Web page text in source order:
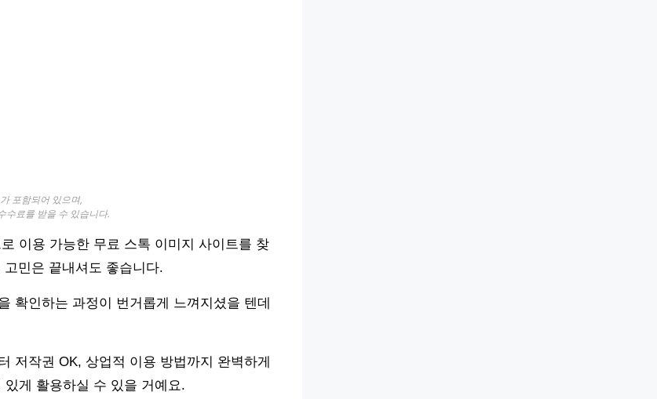
포함되어 있으며,
수료를 받을 수 있습니다.
이용 가능한 무료 스톡 이미지 사이트를 찾
민은 끝내셔도 좋습니다.
확인하는 과정이 번거롭게 느껴지셨을 텐데
저작권 OK, 상업적 이용 방법까지 완벽하게
게 활용하실 수 있을 거예요.